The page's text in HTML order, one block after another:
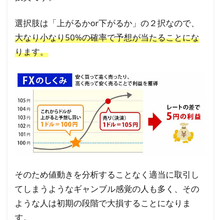
FX
初
者
コ
ツ
コ
ツ
た
め
に
お
選択肢は「上がるかor下がるか」の２択なので、
大なり小なり50%の確率で予想が当たることにな
ります。
そのため値動きを分析することなく適当に取引し
てしまうようなギャンブル感覚の人も多く、その
ような人は初期の段階で大損することになりま
す。